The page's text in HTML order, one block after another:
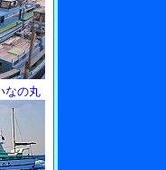
なの丸